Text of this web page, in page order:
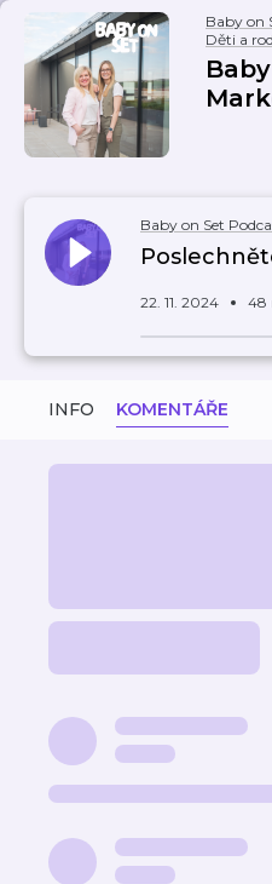
Baby on
Děti a
Baby on Set
22. 11. 2024 48
INFO KOMENTÁŘE